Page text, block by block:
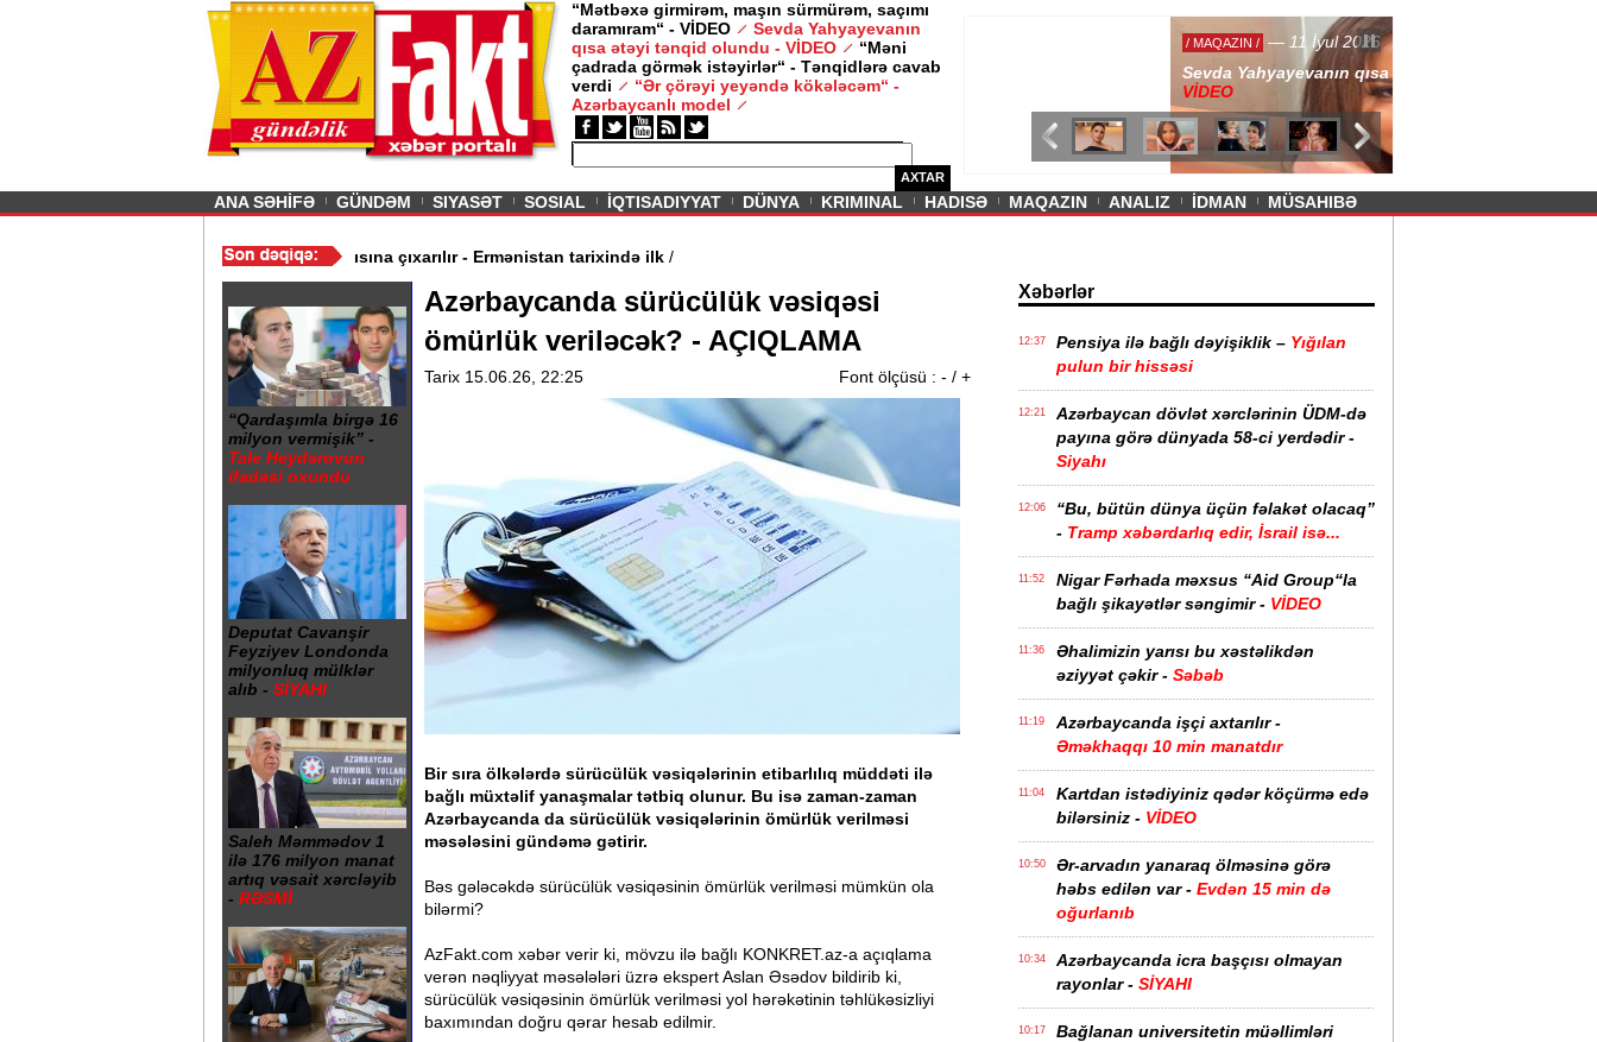
“Mətbəxə girmirəm, maşın sürmürəm, saçımı
daramıram“ - VİDEO
Sevda Yahyayevanın
qısa ətəyi tənqid olundu - VİDEO
“Məni
çadrada görmək istəyirlər“ - Tənqidlərə cavab
verdi
“Ər çörəyi yeyəndə kökələcəm“ -
Azərbaycanlı model
AXTAR
Sevda Yahyayevanın qısa ətəyi tənqid olundu -
Previous
ANA SƏHİFƏ GÜNDƏM SIYASƏT SOSIAL İQTISADIYYAT DÜNYA KRIMINAL HADISƏ MAQAZIN ANALIZ İDMAN MÜSAHIBƏ
II Qaregin məhkəmə qarşısına çıxarılır - Ermənistan tarixində ilk
“Qardaşımla birgə 16
milyon vermişik” -
Tale Heydərovun
ifadəsi oxundu
Deputat Cavanşir
Feyziyev Londonda
milyonluq mülklər
alıb - SİYAHI
Saleh Məmmədov 1
ilə 176 milyon manat
artıq vəsait xərcləyib
- RƏSMİ
Azərbaycanda sürücülük vəsiqəsi
ömürlük veriləcək? - AÇIQLAMA
Tarix 15.06.26, 22:25 Font ölçüsü : - / +
Bir sıra ölkələrdə sürücülük vəsiqələrinin etibarlılıq müddəti ilə
bağlı müxtəlif yanaşmalar tətbiq olunur. Bu isə zaman-zaman
Azərbaycanda da sürücülük vəsiqələrinin ömürlük verilməsi
məsələsini gündəmə gətirir.
Bəs gələcəkdə sürücülük vəsiqəsinin ömürlük verilməsi mümkün ola
bilərmi?
AzFakt.com xəbər verir ki, mövzu ilə bağlı KONKRET.az-a açıqlama
verən nəqliyyat məsələləri üzrə ekspert Aslan Əsədov bildirib ki,
sürücülük vəsiqəsinin ömürlük verilməsi yol hərəkətinin təhlükəsizliyi
baxımından doğru qərar hesab edilmir.
Xəbərlər
12:37 Pensiya ilə bağlı dəyişiklik – Yığılan
pulun bir hissəsi
12:21
Azərbaycan dövlət xərclərinin ÜDM-də
payına görə dünyada 58-ci yerdədir -
Siyahı
12:06
“Bu, bütün dünya üçün fəlakət olacaq”
- Tramp xəbərdarlıq edir, İsrail isə...
11:52
Nigar Fərhada məxsus “Aid Group“la
bağlı şikayətlər səngimir - VİDEO
11:36
Əhalimizin yarısı bu xəstəlikdən
əziyyət çəkir - Səbəb
11:19
Azərbaycanda işçi axtarılır -
Əməkhaqqı 10 min manatdır
11:04
Kartdan istədiyiniz qədər köçürmə edə
bilərsiniz - VİDEO
10:50
Ər-arvadın yanaraq ölməsinə görə
həbs edilən var - Evdən 15 min də
oğurlanıb
10:34
Azərbaycanda icra başçısı olmayan
rayonlar - SİYAHI
10:17
Bağlanan universitetin müəllimləri